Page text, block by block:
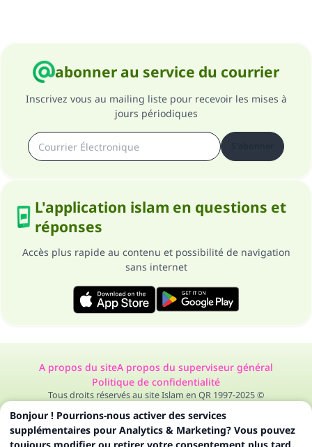
abonner au service du courrier
Inscrivez vous au mailing liste pour recevoir les mises à
jours périodiques
L'application islam en questions et
réponses
Accès plus rapide au contenu et possibilité de navigation
sans internet
A propos du siteA propos du superviseur général
Politique de confidentialité
Tous droits réservés au site Islam en QR 1997-2025 ©
Bonjour ! Pourrions-nous activer des services
supplémentaires pour Analytics & Marketing? Vous pouvez